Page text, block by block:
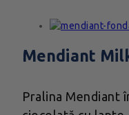
Mendiant
Pralina Mendiant